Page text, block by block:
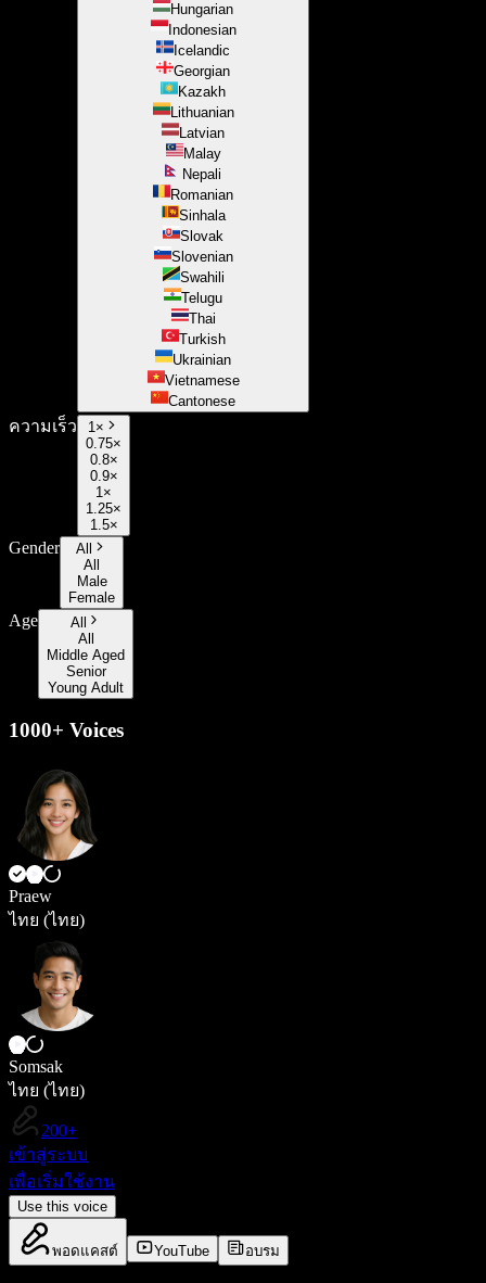
Hungarian
Indonesian
Icelandic
Georgian
Kazakh
Lithuanian
Latvian
Malay
Nepali
Romanian
Sinhala
Slovak
Slovenian
Swahili
Telugu
Thai
Turkish
Ukrainian
Vietnamese
Cantonese
ความเร็ว 1 ×
0.75×
0.8×
0.9×
1×
1.25×
1.5×
Gender
All
All
Male
Female
Age
All
All
Middle Aged
Senior
Young Adult
1000+ Voices
Praew
ไทย (ไทย)
Somsak
ไทย (ไทย)
200+
เข้าสู่ระบบ
เพื่อเริ่มใช้งาน
Use this voice
พอดแคสต์ YouTube อบรม